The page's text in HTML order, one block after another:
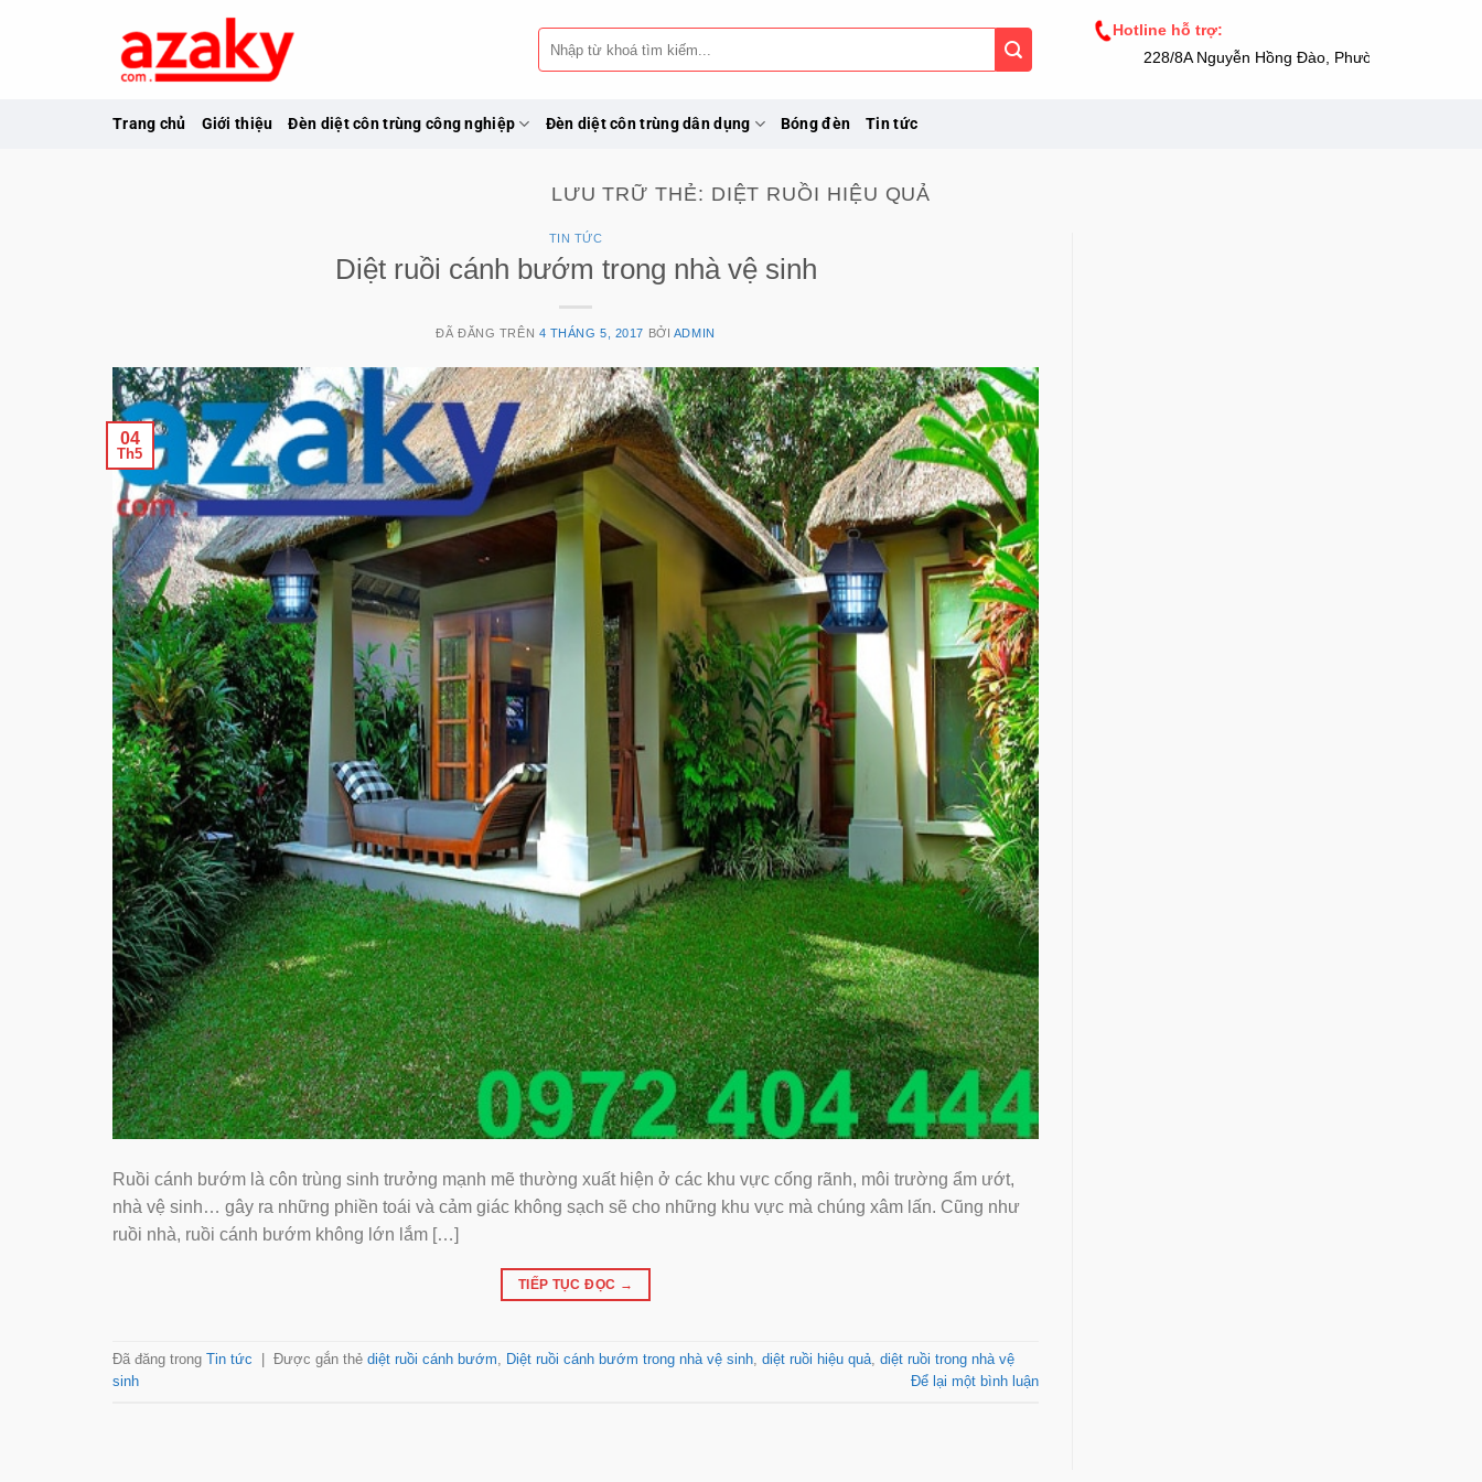
Tìm
kiếm:
Hotline hỗ trợ:
228/8A Nguyễn Hồng Đào, Phường 14, Tân Bình,
Trang chủ Giới thiệu Đèn diệt côn trùng công nghiệp Đèn diệt côn trùng dân dụng Bóng đèn Tin tức
LƯU TRỮ THẺ: DIỆT RUỒI HIỆU QUẢ
TIN TỨC
Diệt ruồi cánh bướm trong nhà vệ sinh
ĐÃ ĐĂNG TRÊN 4 THÁNG 5, 2017 BỞI ADMIN
04
Th5
Ruồi cánh bướm là côn trùng sinh trưởng mạnh mẽ thường xuất hiện ở các khu vực cống rãnh, môi trường ẩm ướt,
nhà vệ sinh… gây ra những phiền toái và cảm giác không sạch sẽ cho những khu vực mà chúng xâm lấn. Cũng như
ruồi nhà, ruồi cánh bướm không lớn lắm […]
TIẾP TỤC ĐỌC →
Đã đăng trong Tin tức Được gắn thẻ diệt ruồi cánh bướm, Diệt ruồi cánh bướm trong nhà vệ sinh, diệt ruồi hiệu quả, diệt ruồi trong nhà vệ
sinh
Để lại một bình luận